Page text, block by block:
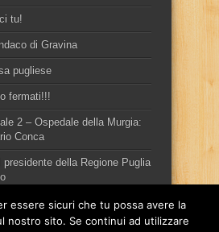
tu!
di Gravina
pugliese
fermati!!!
2 – Ospedale della Murgia:
Conca
presidente della Regione Puglia
essere sicuri che tu possa avere la
nostro sito. Se continui ad utilizzare